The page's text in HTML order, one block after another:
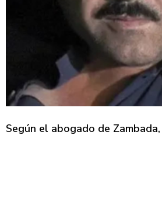
Según el abogado de